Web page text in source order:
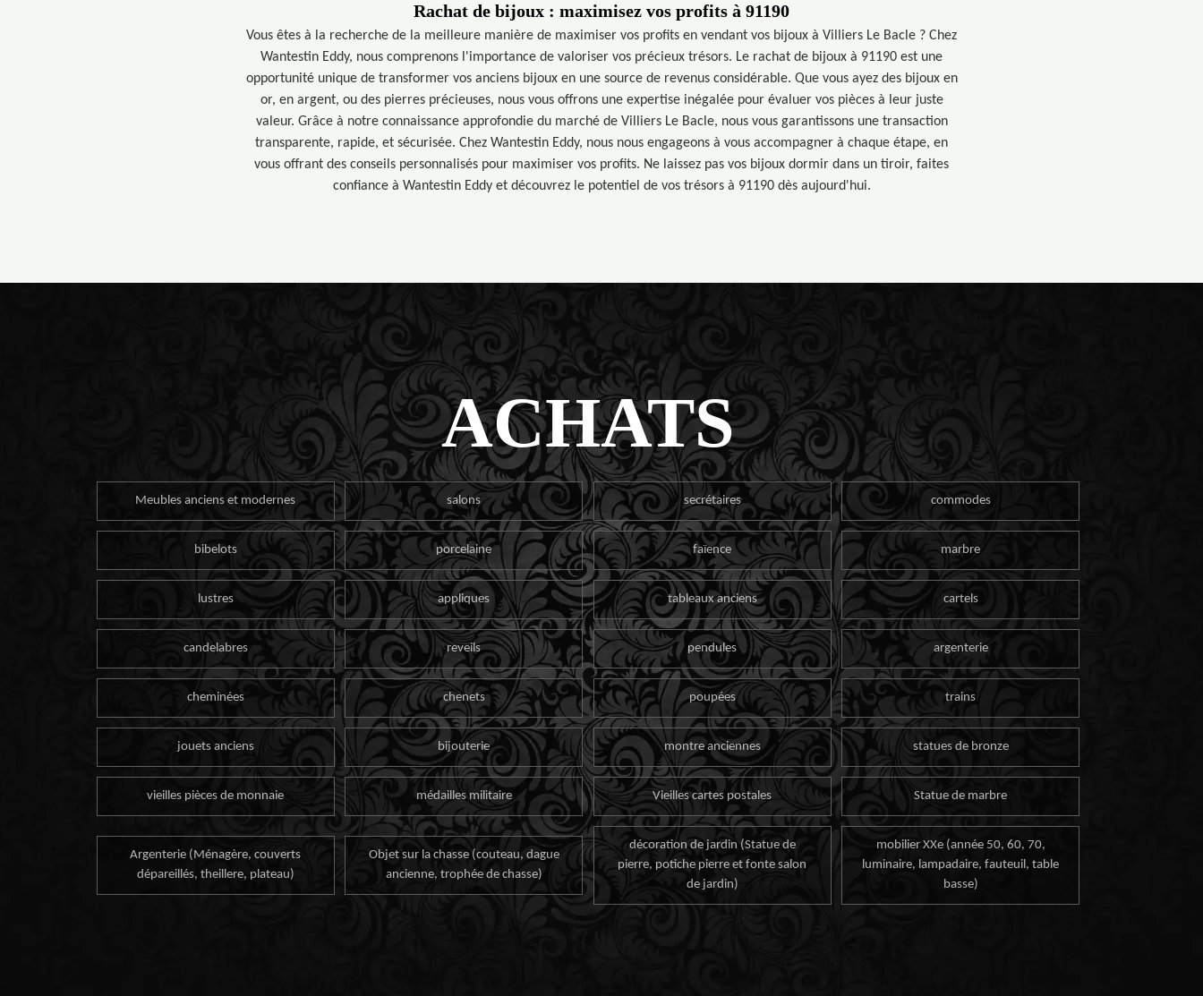
Rachat de bijoux : maximisez vos profits à 91190
Vous êtes à la recherche de la meilleure manière de maximiser vos profits en vendant vos bijoux à Villiers Le Bacle ? Chez
Wantestin Eddy, nous comprenons l'importance de valoriser vos précieux trésors. Le rachat de bijoux à 91190 est une
opportunité unique de transformer vos anciens bijoux en une source de revenus considérable. Que vous ayez des bijoux en
or, en argent, ou des pierres précieuses, nous vous offrons une expertise inégalée pour évaluer vos pièces à leur juste
valeur. Grâce à notre connaissance approfondie du marché de Villiers Le Bacle, nous vous garantissons une transaction
transparente, rapide, et sécurisée. Chez Wantestin Eddy, nous nous engageons à vous accompagner à chaque étape, en
vous offrant des conseils personnalisés pour maximiser vos profits. Ne laissez pas vos bijoux dormir dans un tiroir, faites
confiance à Wantestin Eddy et découvrez le potentiel de vos trésors à 91190 dès aujourd'hui.
ACHATS
Meubles anciens et modernes salons secrétaires commodes
bibelots porcelaine faïence marbre
lustres appliques tableaux anciens cartels
candelabres reveils pendules argenterie
cheminées chenets poupées trains
jouets anciens bijouterie montre anciennes statues de bronze
vieilles pièces de monnaie médailles militaire Vieilles cartes postales Statue de marbre
Argenterie (Ménagère, couverts
dépareillés, theillere, plateau)
Objet sur la chasse (couteau, dague
ancienne, trophée de chasse)
décoration de jardin (Statue de
pierre, potiche pierre et fonte salon
de jardin)
mobilier XXe (année 50, 60, 70,
luminaire, lampadaire, fauteuil, table
basse)